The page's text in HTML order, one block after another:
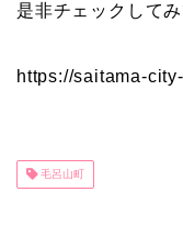
是非チェックして
https://saitama-
毛呂山町